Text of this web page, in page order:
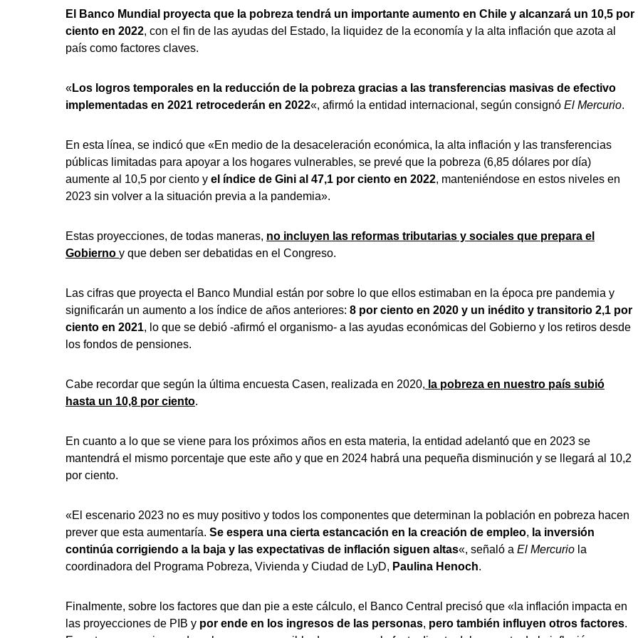
El Banco Mundial proyecta que la pobreza tendrá un importante aumento en Chile y alcanzará un 10,5 por
ciento en 2022, con el fin de las ayudas del Estado, la liquidez de la economía y la alta inflación que azota al
país como factores claves.
«Los logros temporales en la reducción de la pobreza gracias a las transferencias masivas de efectivo
implementadas en 2021 retrocederán en 2022«, afirmó la entidad internacional, según consignó El Mercurio.
En esta línea, se indicó que «En medio de la desaceleración económica, la alta inflación y las transferencias
públicas limitadas para apoyar a los hogares vulnerables, se prevé que la pobreza (6,85 dólares por día)
aumente al 10,5 por ciento y el índice de Gini al 47,1 por ciento en 2022, manteniéndose en estos niveles en
2023 sin volver a la situación previa a la pandemia».
Estas proyecciones, de todas maneras, no incluyen las reformas tributarias y sociales que prepara el
Gobierno y que deben ser debatidas en el Congreso.
Las cifras que proyecta el Banco Mundial están por sobre lo que ellos estimaban en la época pre pandemia y
significarán un aumento a los índice de años anteriores: 8 por ciento en 2020 y un inédito y transitorio 2,1 por
ciento en 2021, lo que se debió -afirmó el organismo- a las ayudas económicas del Gobierno y los retiros desde
los fondos de pensiones.
Cabe recordar que según la última encuesta Casen, realizada en 2020, la pobreza en nuestro país subió
hasta un 10,8 por ciento.
En cuanto a lo que se viene para los próximos años en esta materia, la entidad adelantó que en 2023 se
mantendrá el mismo porcentaje que este año y que en 2024 habrá una pequeña disminución y se llegará al 10,2
por ciento.
«El escenario 2023 no es muy positivo y todos los componentes que determinan la población en pobreza hacen
prever que esta aumentaría. Se espera una cierta estancación en la creación de empleo, la inversión
continúa corrigiendo a la baja y las expectativas de inflación siguen altas«, señaló a El Mercurio la
coordinadora del Programa Pobreza, Vivienda y Ciudad de LyD, Paulina Henoch.
Finalmente, sobre los factores que dan pie a este cálculo, el Banco Central precisó que «la inflación impacta en
las proyecciones de PIB y por ende en los ingresos de las personas, pero también influyen otros factores.